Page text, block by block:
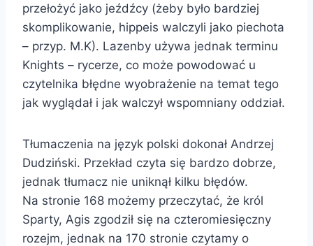
przełożyć jako jeźdźcy (żeby było bardziej
skomplikowanie, hippeis walczyli jako piechota
– przyp. M.K). Lazenby używa jednak terminu
Knights – rycerze, co może powodować u
czytelnika błędne wyobrażenie na temat tego
jak wyglądał i jak walczył wspomniany oddział.
Tłumaczenia na język polski dokonał Andrzej
Dudziński. Przekład czyta się bardzo dobrze,
jednak tłumacz nie uniknął kilku błędów.
Na stronie 168 możemy przeczytać, że król
Sparty, Agis zgodził się na czteromiesięczny
rozejm, jednak na 170 stronie czytamy o